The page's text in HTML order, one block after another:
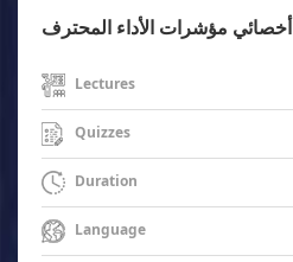
أخصائي مؤشرات الأداء المحترف
Lectures
Quizzes
Duration
Language